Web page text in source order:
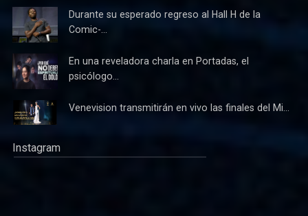
Durante su esperado regreso al Hall H de la
Comic-...
En una reveladora charla en Portadas, el
psicólogo...
Venevision transmitirán en vivo las finales del Mi...
Instagram